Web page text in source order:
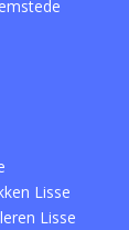
Lisse
Lisse